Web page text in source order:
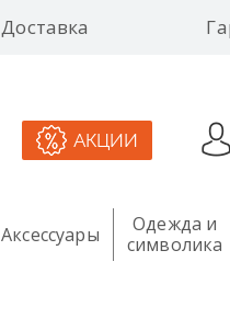
Доставка
АКЦИИ
Аксессуары
Одежда и
символика